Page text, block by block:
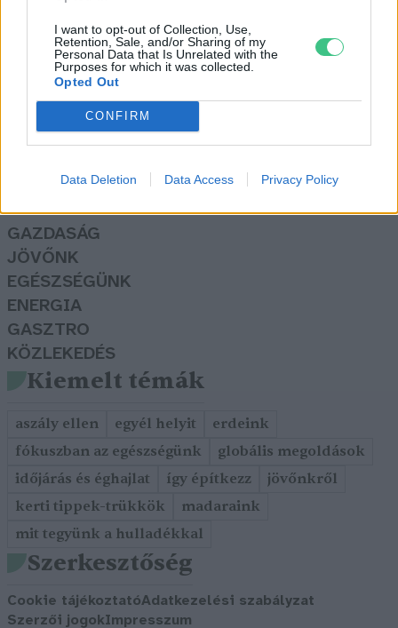
I want to opt-out of Collection, Use,
Retention, Sale, and/or Sharing of my
Personal Data that Is Unrelated with the
Purposes for which it was collected.
Opted Out
CONFIRM
Data Deletion Data Access Privacy Policy
Rovatok
OTTHONUNK
HULLADÉK
GAZDASÁG
JÖVŐNK
EGÉSZSÉGÜNK
ENERGIA
GASZTRO
KÖZLEKEDÉS
Kiemelt témák
aszály ellen egyél helyit
erdeink
fókuszban az egészségünk
globális megoldások
időjárás és éghajlat
így építkezz
jövőnkről
kerti tippek-trükkök
madaraink
mit tegyünk a hulladékkal
Szerkesztőség
Cookie tájékoztatóAdatkezelési szabályzat
Szerzői jogokImpresszum